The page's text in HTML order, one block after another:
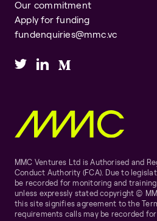
Our commitment
Apply for funding
fundenquiries@mmc.vc
MMC Ventures Ltd is Authorised and
Conduct Authority (FCA). Due to
be recorded for monitoring and
unless expressly stated copyright ©
this site signifies agreement to the
requirements calls may be recorded